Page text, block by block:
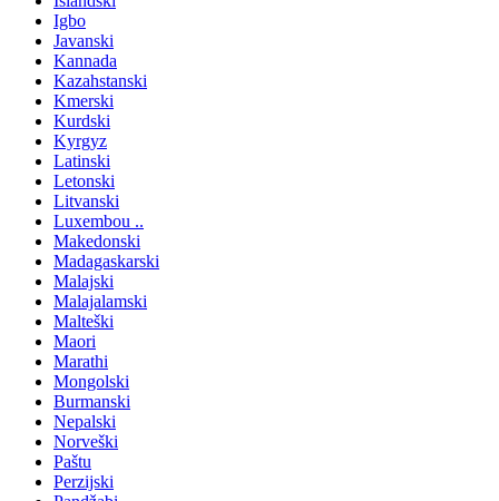
Igbo
Javanski
Kannada
Kazahstanski
Kmerski
Kurdski
Kyrgyz
Latinski
Letonski
Litvanski
Luxembou ..
Makedonski
Madagaskarski
Malajski
Malajalamski
Malteški
Maori
Marathi
Mongolski
Burmanski
Nepalski
Norveški
Paštu
Perzijski